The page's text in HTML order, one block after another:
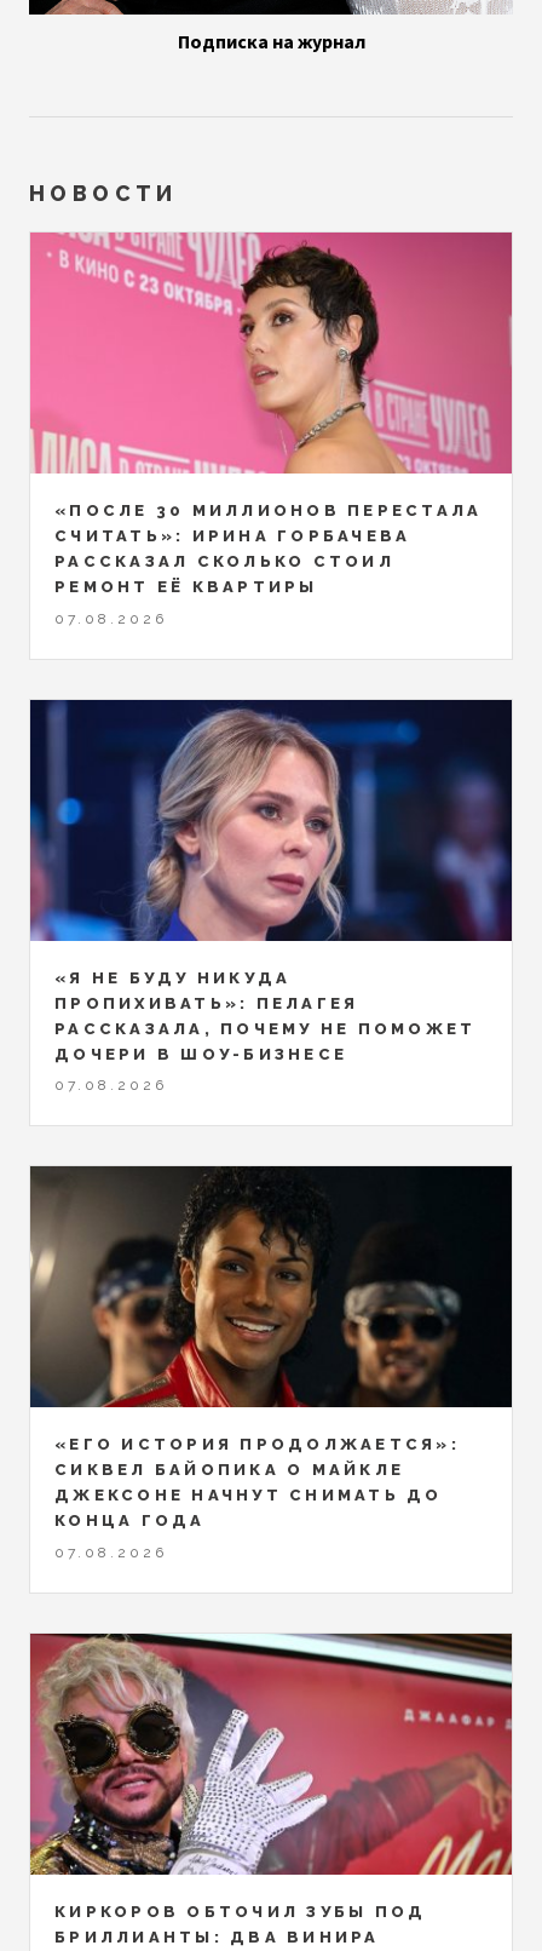
Подписка на журнал
НОВОСТИ
«ПОСЛЕ 30 МИЛЛИОНОВ ПЕРЕСТАЛА
СЧИТАТЬ»: ИРИНА ГОРБАЧЕВА
РАССКАЗАЛ СКОЛЬКО СТОИЛ
РЕМОНТ ЕЁ КВАРТИРЫ
07.08.2026
«Я НЕ БУДУ НИКУДА
ПРОПИХИВАТЬ»: ПЕЛАГЕЯ
РАССКАЗАЛА, ПОЧЕМУ НЕ ПОМОЖЕТ
ДОЧЕРИ В ШОУ-БИЗНЕСЕ
07.08.2026
«ЕГО ИСТОРИЯ ПРОДОЛЖАЕТСЯ»:
СИКВЕЛ БАЙОПИКА О МАЙКЛЕ
ДЖЕКСОНЕ НАЧНУТ СНИМАТЬ ДО
КОНЦА ГОДА
07.08.2026
КИРКОРОВ ОБТОЧИЛ ЗУБЫ ПОД
БРИЛЛИАНТЫ: ДВА ВИНИРА